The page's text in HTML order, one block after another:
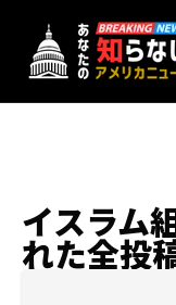
イスラム
れた全投